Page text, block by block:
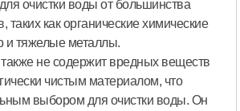
очистки воды от большинства
таких как органические химические
и тяжелые металлы.
также не содержит вредных веществ
чистым материалом, что
выбором для очистки воды. Он